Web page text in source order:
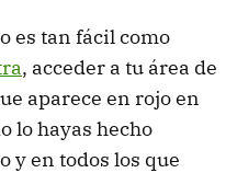
es tan fácil como
, acceder a tu área de
aparece en rojo en
lo hayas hecho
y en todos los que